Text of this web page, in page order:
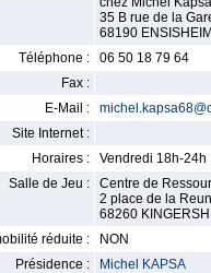
35 B rue de la
68190
Téléphone :
06 50 18 79 64
Fax :
E-Mail :
Site Internet :
Horaires :
Vendredi 18h-24h
Salle de Jeu :
Centre de
2 place de la
68260
réduite :
NON
Présidence :
Michel KAPSA